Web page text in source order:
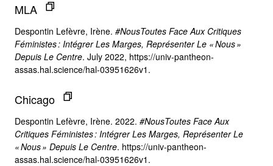
MLA
Despontin Lefèvre, Irène. #NousToutes Face Aux Critiques
Féministes : Intégrer Les Marges, Représenter Le « Nous »
Depuis Le Centre. July 2022, https://univ-pantheon-
assas.hal.science/hal-03951626v1.
Chicago
Despontin Lefèvre, Irène. 2022. #NousToutes Face Aux
Critiques Féministes : Intégrer Les Marges, Représenter Le
« Nous » Depuis Le Centre. https://univ-pantheon-
assas.hal.science/hal-03951626v1.